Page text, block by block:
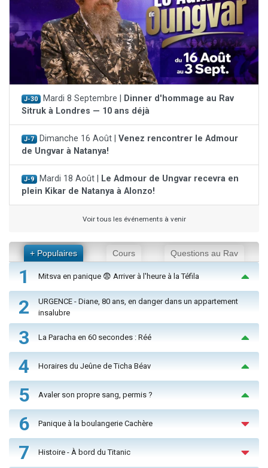
J-30 Mardi 8 Septembre |
Dinner d'hommage au Rav
Sitruk à Londres — 10 ans déjà
J-7 Dimanche 16 Août | Venez rencontrer le Admour
de Ungvar à Natanya!
J-9 Mardi 18 Août |
Le Admour de Ungvar recevra en
plein Kikar de Natanya à Alonzo!
Voir tous les événements à venir
+ Populaires Cours Questions au Rav
1 Mitsva en panique 😨 Arriver à l'heure à la Téfila
2
URGENCE - Diane, 80 ans, en danger dans un appartement
insalubre
3 La Paracha en 60 secondes : Réé
4 Horaires du Jeûne de Ticha Béav
5 Avaler son propre sang, permis ?
6 Panique à la boulangerie Cachère
7 Histoire - À bord du Titanic